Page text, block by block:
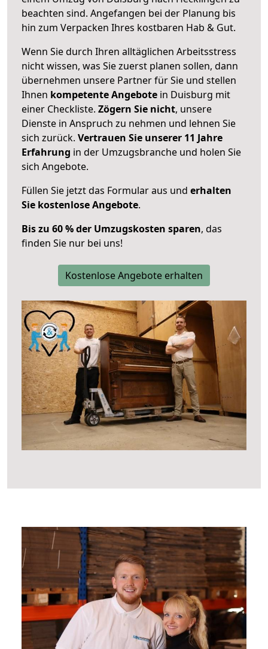
beachten sind. Angefangen bei der Planung bis
hin zum Verpacken Ihres kostbaren Hab & Gut.
Wenn Sie durch Ihren alltäglichen Arbeitsstress
nicht wissen, was Sie zuerst planen sollen, dann
übernehmen unsere Partner für Sie und stellen
Ihnen kompetente Angebote in Duisburg mit
einer Checkliste. Zögern Sie nicht, unsere
Dienste in Anspruch zu nehmen und lehnen Sie
sich zurück. Vertrauen Sie unserer 11 Jahre
Erfahrung in der Umzugsbranche und holen Sie
sich Angebote.
Füllen Sie jetzt das Formular aus und erhalten
Sie kostenlose Angebote.
Bis zu 60 % der Umzugskosten sparen, das
finden Sie nur bei uns!
Kostenlose Angebote erhalten